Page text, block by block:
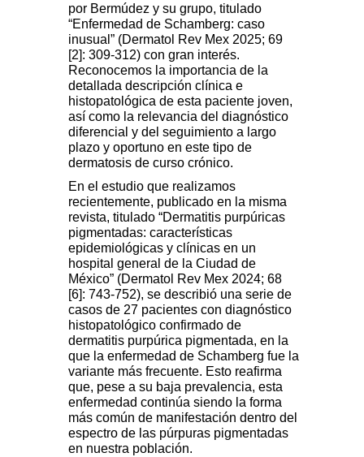
por Bermúdez y su grupo, titulado
“Enfermedad de Schamberg: caso
inusual” (Dermatol Rev Mex 2025; 69
[2]: 309-312) con gran interés.
Reconocemos la importancia de la
detallada descripción clínica e
histopatológica de esta paciente joven,
así como la relevancia del diagnóstico
diferencial y del seguimiento a largo
plazo y oportuno en este tipo de
dermatosis de curso crónico.
En el estudio que realizamos
recientemente, publicado en la misma
revista, titulado “Dermatitis purpúricas
pigmentadas: características
epidemiológicas y clínicas en un
hospital general de la Ciudad de
México” (Dermatol Rev Mex 2024; 68
[6]: 743-752), se describió una serie de
casos de 27 pacientes con diagnóstico
histopatológico confirmado de
dermatitis purpúrica pigmentada, en la
que la enfermedad de Schamberg fue la
variante más frecuente. Esto reafirma
que, pese a su baja prevalencia, esta
enfermedad continúa siendo la forma
más común de manifestación dentro del
espectro de las púrpuras pigmentadas
en nuestra población.